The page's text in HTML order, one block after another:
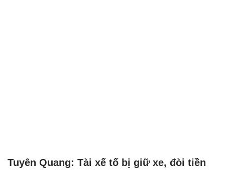
Tuyên Quang: Tài xế tố bị giữ xe, đòi tiền